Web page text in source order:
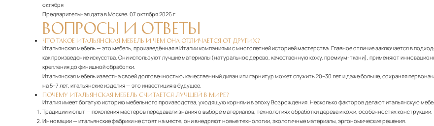
октября
Предварительная дата в Москве:07 октября 2026 г.
ВОПРОСЫ И ОТВЕТЫ
ЧТО ТАКОЕ ИТАЛЬЯНСКАЯ МЕБЕЛЬ И ЧЕМ ОНА ОТЛИЧАЕТСЯ ОТ ДРУГИХ?
Итальянская мебель — это мебель, произведённая в Италии компаниями с многолетней историей мастерства. Главное отличие заключается в
как произведение искусства. Они используют лучшие материалы (натуральное дерево, качественную кожу, премиум-ткани), применяют
крепления до финишной обработки.
Итальянская мебель известна своей долговечностью: качественный диван или гарнитур может служить 20–30 лет и даже больше, сохраняя
на 5–7 лет, итальянские изделия — это инвестиция в будущее.
ПОЧЕМУ ИТАЛЬЯНСКАЯ МЕБЕЛЬ СЧИТАЕТСЯ ЛУЧШЕЙ В МИРЕ?
Италия имеет богатую историю мебельного производства, уходящую корнями в эпоху Возрождения. Несколько факторов делают итальянскую
Традиции и опыт— поколения мастеров передавали знания о выборе материалов, технологиях обработки дерева и кожи, особенностях конструкции.
Инновации— итальянские фабрики не стоят на месте, они внедряют новые технологии, экологичные материалы, эргономические решения.